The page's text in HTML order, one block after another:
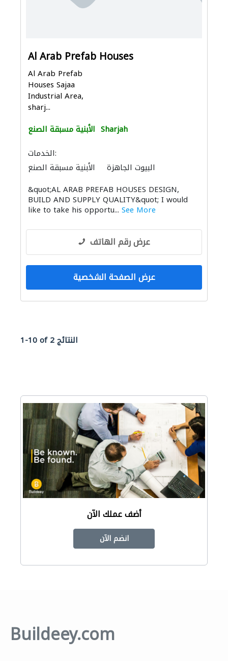
Al Arab Prefab Houses
Al Arab Prefab
Houses Sajaa
Industrial Area,
sharj...
الأبنية مسبقة الصنع Sharjah
الخدمات:
الأبنية مسبقة الصنع
البيوت الجاهزة
&quot;AL ARAB PREFAB HOUSES DESIGN,
BUILD AND SUPPLY QUALITY&quot; I would
like to take his opportu... See More
عرض رقم الهاتف
عرض الصفحة الشخصية
1-10 of 2 النتائج
أضف عملك الآن
انضم الآن
Buildeey.com